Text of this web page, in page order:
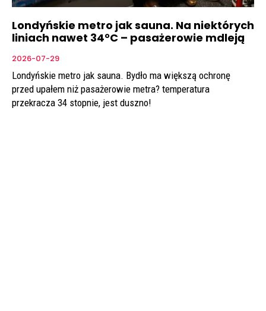
Londyńskie metro jak sauna. Na niektórych
liniach nawet 34°C – pasażerowie mdleją
2026-07-29
Londyńskie metro jak sauna. Bydło ma większą ochronę
przed upałem niż pasażerowie metra? temperatura
przekracza 34 stopnie, jest duszno!